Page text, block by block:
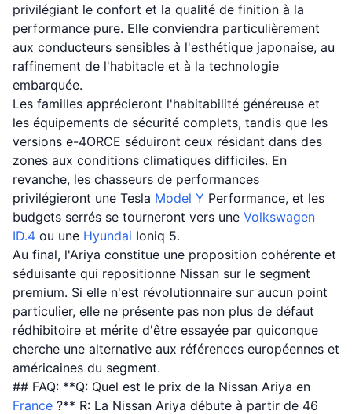
privilégiant le confort et la qualité de finition à la
performance pure. Elle conviendra particulièrement
aux conducteurs sensibles à l'esthétique japonaise, au
raffinement de l'habitacle et à la technologie
embarquée.
Les familles apprécieront l'habitabilité généreuse et
les équipements de sécurité complets, tandis que les
versions e-4ORCE séduiront ceux résidant dans des
zones aux conditions climatiques difficiles. En
revanche, les chasseurs de performances
privilégieront une Tesla Model Y Performance, et les
budgets serrés se tourneront vers une Volkswagen
ID.4 ou une Hyundai Ioniq 5.
Au final, l'Ariya constitue une proposition cohérente et
séduisante qui repositionne Nissan sur le segment
premium. Si elle n'est révolutionnaire sur aucun point
particulier, elle ne présente pas non plus de défaut
rédhibitoire et mérite d'être essayée par quiconque
cherche une alternative aux références européennes et
américaines du segment.
## FAQ: **Q: Quel est le prix de la Nissan Ariya en
France ?** R: La Nissan Ariya débute à partir de 46